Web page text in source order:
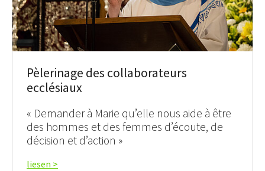
Pèlerinage des collaborateurs
ecclésiaux
« Demander à Marie qu’elle nous aide à être
des hommes et des femmes d’écoute, de
décision et d’action »
liesen >